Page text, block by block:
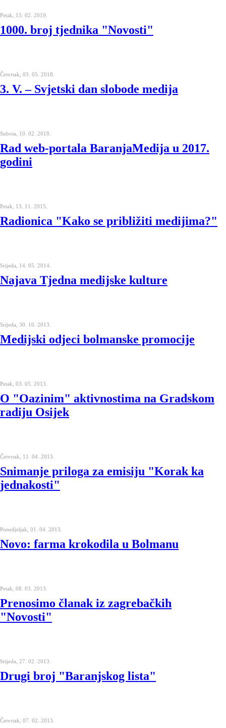
Petak, 15. 02. 2019.
1000. broj tjednika "Novosti"
Četvrtak, 03. 05. 2018.
3. V. – Svjetski dan slobode medija
Subota, 10. 02. 2018.
Rad web-portala BaranjaMedija u 2017.
godini
Petak, 13. 11. 2015.
Radionica "Kako se približiti medijima?"
Srijeda, 14. 05. 2014.
Najava Tjedna medijske kulture
Srijeda, 30. 10. 2013.
Medijski odjeci bolmanske promocije
Petak, 03. 05. 2013.
O "Oazinim" aktivnostima na Gradskom
radiju Osijek
Četvrtak, 11. 04. 2013.
Snimanje priloga za emisiju "Korak ka
jednakosti"
Ponedjeljak, 01. 04. 2013.
Novo: farma krokodila u Bolmanu
Petak, 08. 03. 2013.
Prenosimo članak iz zagrebačkih
"Novosti"
Srijeda, 27. 02. 2013.
Drugi broj "Baranjskog lista"
Četvrtak, 07. 02. 2013.